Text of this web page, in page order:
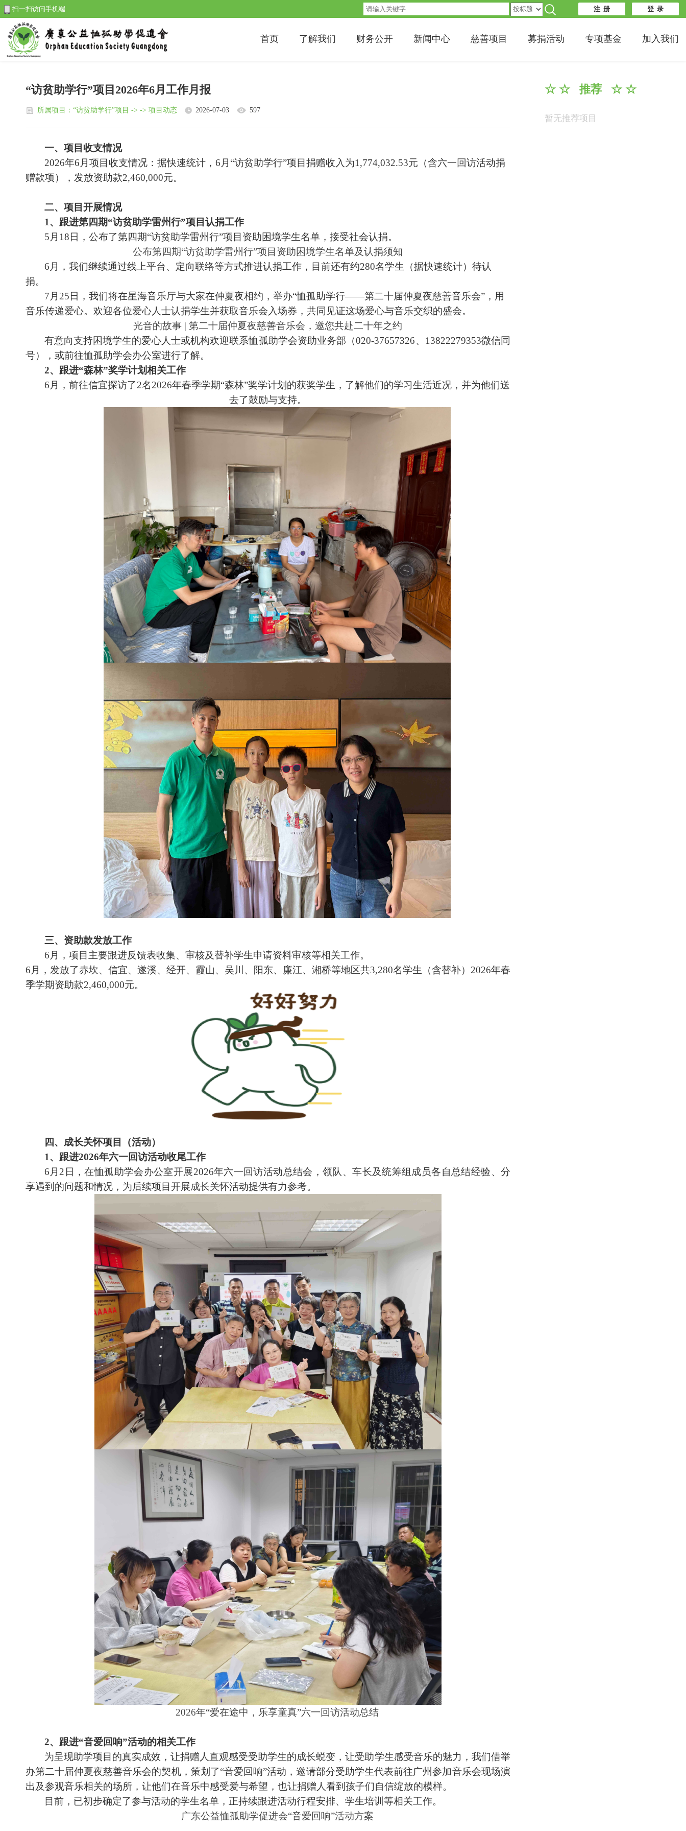
扫一扫访问手机端 注 册 登 录
首页 了解我们 财务公开 新闻中心 慈善项目 募捐活动 专项基金 加入我们
“访贫助学行”项目2026年6月工作月报
所属项目：“访贫助学行”项目 -> -> 项目动态 2026-07-03 597
一、项目收支情况
2026年6月项目收支情况：据快速统计，6月“访贫助学行”项目捐赠收入为1,774,032.53元（含六一回访活动捐
赠款项）
，发放资助款2,460,000元。
二、项目开展情况
1、跟进第四期“访贫助学雷州行”项目认捐工作
5月18日，公布了第四期“访贫助学雷州行”项目资助困境学生名单，接受社会认捐。
公布第四期“访贫助学雷州行”项目资助困境学生名单及认捐须知
6月，我们继续通过线上平台、定向联络等方式推进认捐工作，目前还有约280名学生（据快速统计）待认
捐。
7月25日，我们将在星海音乐厅与大家在仲夏夜相约，举办“恤孤助学行——第二十届仲夏夜慈善音乐会”，用
音乐传递爱心。欢迎各位爱心人士认捐学生并获取音乐会入场券，共同见证这场爱心与音乐交织的盛会。
光音的故事 | 第二十届仲夏夜慈善音乐会，邀您共赴二十年之约
有意向支持困境学生的爱心人士或机构欢迎联系恤孤助学会资助业务部（020-37657326、13822279353微信同
号）
， 或前往恤孤助学会办公室进行了解。
2、 跟进“森林”奖学计划相关工作
6月，前往信宜探访了2名2026年春季学期“森林”奖学计划的获奖学生，了解他们的学习生活近况，并为他们送
去了鼓励与支持。
三、 资助款发放工作
6月，项目主要跟进反馈表收集、审核及替补学生申请资料审核等相关工作。
6月，发放了赤坎、信宜、遂溪、经开、霞山、吴川、阳东、廉江、湘桥等地区共3,280名学生（含替补）2026年春
季学期资助款2,460,000元。
四、 成长关怀项目（活动）
1、跟进2026年六一回访活动收尾工作
6月2日，在恤孤助学会办公室开展2026年六一回访活动总结会，领队、车长及统筹组成员各自总结经验、分
享遇到的问题和情况，为后续项目开展成长关怀活动提供有力参考。
2026年“爱在途中，乐享童真”六一回访活动总结
2、跟进“音爱回响”活动的相关工作
为呈现助学项目的真实成效，让捐赠人直观感受受助学生的成长蜕变，让受助学生感受音乐的魅力，我们借举
办第二十届仲夏夜慈善音乐会的契机，策划了“音爱回响”活动，邀请部分受助学生代表前往广州参加音乐会现场演
出及参观音乐相关的场所，让他们在音乐中感受爱与希望，也让捐赠人看到孩子们自信绽放的模样。
目前，已初步确定了参与活动的学生名单，正持续跟进活动行程安排、学生培训等相关工作。
广东公益恤孤助学促进会“音爱回响”活动方案
☆ ☆ 推荐 ☆ ☆
暂无推荐项目